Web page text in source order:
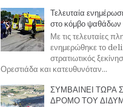
Τελευταία
στο κόμβο ψαθάδων
Με τις τελευταίες
ενημερώθηκε το
στρατιωτικός
Ορεστιάδα και κατευθυνόταν...
ΣΥΜΒΑΙΝΕΙ ΤΩΡΑ
ΔΡΟΜΟ ΤΟΥ